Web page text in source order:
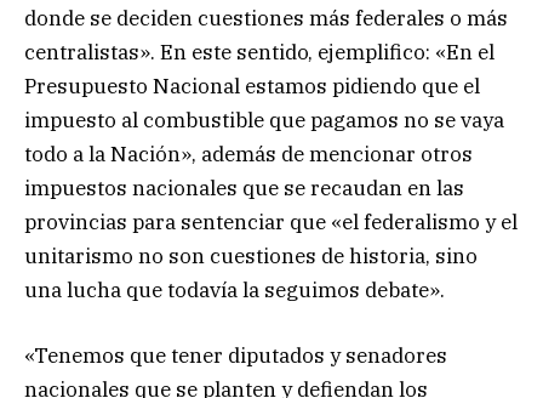
donde se deciden cuestiones más federales o más
centralistas». En este sentido, ejemplifico: «En el
Presupuesto Nacional estamos pidiendo que el
impuesto al combustible que pagamos no se vaya
todo a la Nación», además de mencionar otros
impuestos nacionales que se recaudan en las
provincias para sentenciar que «el federalismo y el
unitarismo no son cuestiones de historia, sino
una lucha que todavía la seguimos debate».
«Tenemos que tener diputados y senadores
nacionales que se planten y defiendan los